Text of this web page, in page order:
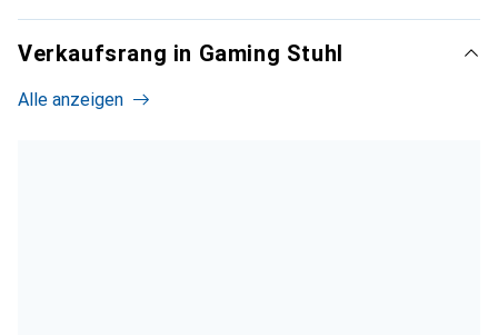
Verkaufsrang in Gaming Stuhl
Alle anzeigen